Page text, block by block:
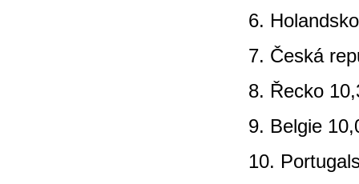
6.
7. Česká
8. Řecko
9. Belgie
10.